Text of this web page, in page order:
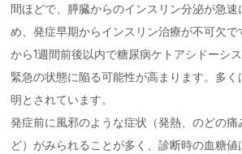
間ほどで、膵臓からのインスリン分泌が急
め、発症早期からインスリン治療が不可欠で
から1週間前後以内で糖尿病ケトアシドーシ
緊急の状態に陥る可能性が高まります。多
明とされています。
発症前に風邪のような症状（発熱、のどの
ど）がみられることが多く、診断時の血糖値